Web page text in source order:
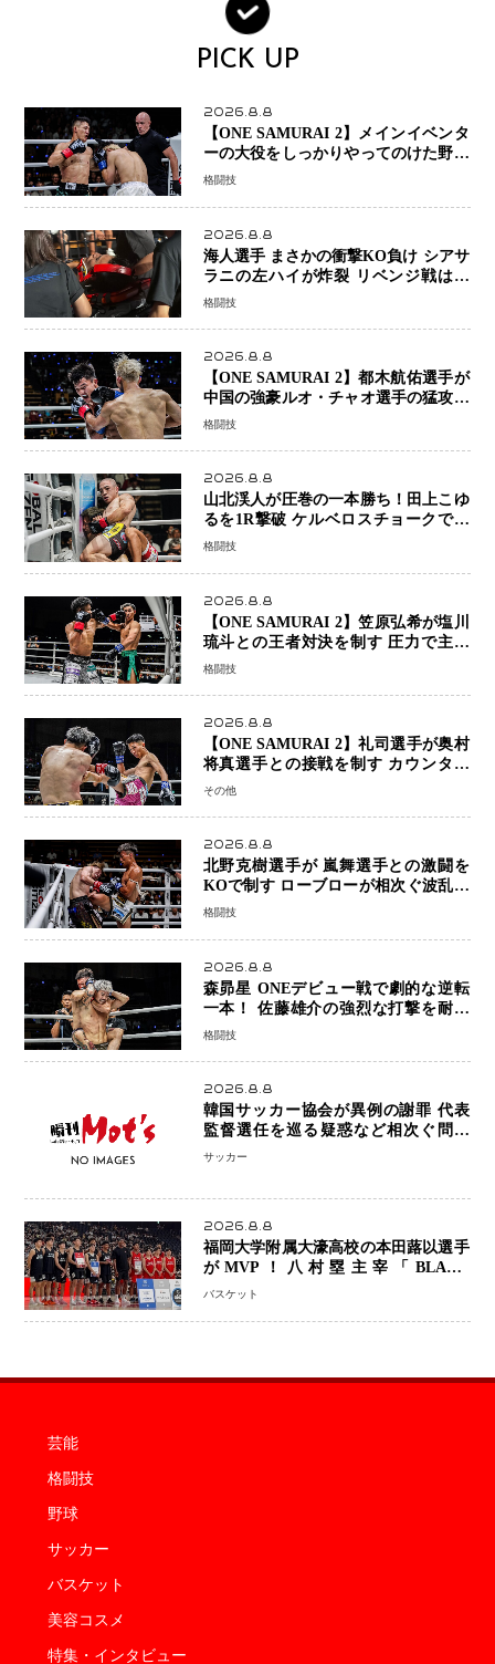
PICK UP
2026.8.8
【ONE SAMURAI 2】メインイベンタ
ーの大役をしっかりやってのけた野杁
正明が衝撃のリベンジ！ リウ・メン
ーで完全決着
格闘技
2026.8.8
海人選手 まさかの衝撃KO負け シアサ
ラニの左ハイが炸裂 リベンジ戦は一
瞬で決着
格闘技
2026.8.8
【ONE SAMURAI 2】都木航佑選手が
中国の強豪ルオ・チャオ選手の猛攻を
受けながらも的確な攻撃で応戦 最後
格闘技
2026.8.8
山北渓人が圧巻の一本勝ち！田上こゆ
るを1R撃破 ケルベロスチョークで存
在感を示す
格闘技
2026.8.8
【ONE SAMURAI 2】笠原弘希が塩川
琉斗との王者対決を制す 圧力で主導
権を握り判定勝利
格闘技
2026.8.8
【ONE SAMURAI 2】礼司選手が奥村
将真選手との接戦を制す カウンター
と正確な打撃で判定勝利
その他
2026.8.8
北野克樹選手が 嵐舞選手との激闘を
KOで制す ローブローが相次ぐ波乱の
展開…涙の勝利「生まれてくる娘のた
格闘技
2026.8.8
森昴星 ONEデビュー戦で劇的な逆転
一本！ 佐藤雄介の強烈な打撃を耐え
抜き、リアネイキッドチョークで勝利
格闘技
2026.8.8
韓国サッカー協会が異例の謝罪 代表
監督選任を巡る疑惑など相次ぐ問題
「組織の刷新」誓う
サッカー
2026.8.8
福岡大学附属大濠高校の本田蕗以選手
がMVP！八村塁主宰「BLACK
SAMURAI SUMMIT 2026」で存在
なった」
バスケット
芸能
格闘技
野球
サッカー
バスケット
美容コスメ
特集・インタビュー